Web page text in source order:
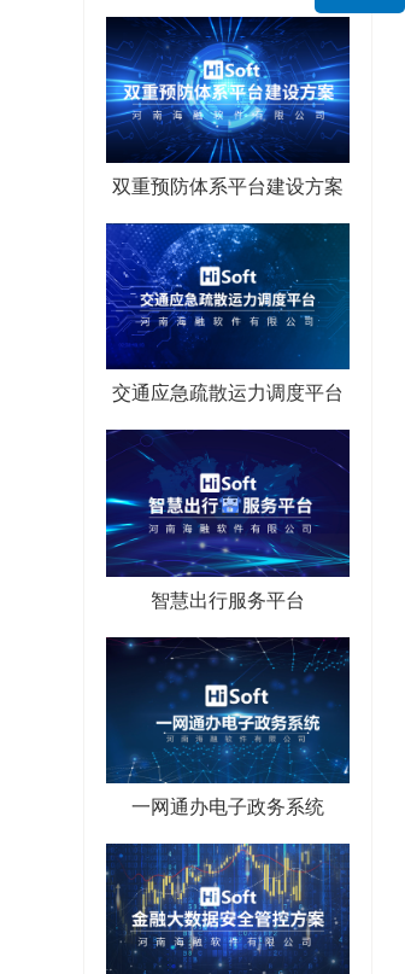
双重预防体系平台建设方案
交通应急疏散运力调度平台
智慧出行服务平台
一网通办电子政务系统